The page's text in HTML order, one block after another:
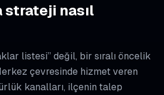
strateji nasıl
listesi” değil, bir sıralı öncelik
çevresinde hizmet veren
kanalları, ilçenin talep